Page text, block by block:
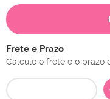
Frete e Prazo
Calcule o frete e o prazo